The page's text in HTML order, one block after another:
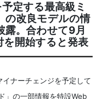
定する最高級ミ
の改良モデルの情
。合わせて9月
を開始すると発表
ナーチェンジを予定して
」の一部情報を特設Web